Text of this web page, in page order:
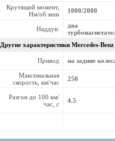
Крутящий момент,
Нм/об мин
1000/2000
Наддув:
два
Другие характеристики Mercedes-Benz
Привод на задние
Максимальная
скорость, км/час
250
Разгон до 100 км/
час, с
4.5